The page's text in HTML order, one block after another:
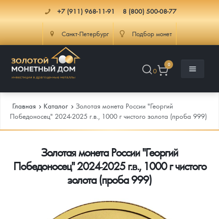
+7 (911) 968-11-91 8 (800) 500-08-77
Санкт-Петербург Подбор монет
0
0
Каталог Монет
Инвестиционные монеты
Монеты Россия и СССР
Памятные и старинные монеты
Инфо
Главная Каталог
Золотая монета России "Георгий
Победоносец" 2024-2025 г.в., 1000 г чистого золота (проба 999)
Золотая монета России "Георгий
Победоносец" 2024-2025 г.в., 1000 г чистого
золота (проба 999)